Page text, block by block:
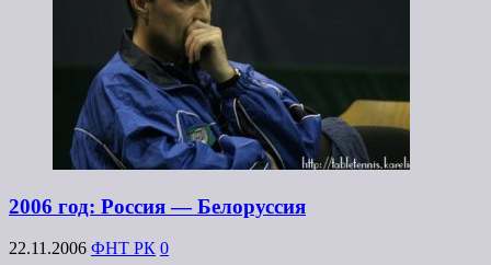
2006 год: Россия — Белоруссия
22.11.2006 ФНТ РК 0